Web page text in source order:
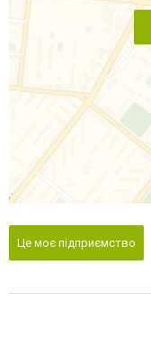
Це моє підприємство